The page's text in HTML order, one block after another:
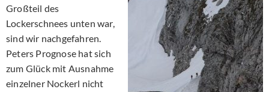
Großteil des
Lockerschnees unten war,
sind wir nachgefahren.
Peters Prognose hat sich
zum Glück mit Ausnahme
einzelner Nockerl nicht